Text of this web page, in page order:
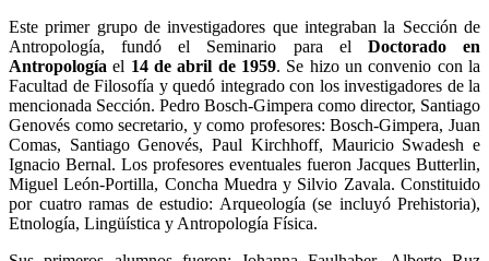
Este primer grupo de investigadores que integraban la Sección de
Antropología, fundó el Seminario para el Doctorado en
Antropología el 14 de abril de 1959. Se hizo un convenio con la
Facultad de Filosofía y quedó integrado con los investigadores de la
mencionada Sección. Pedro Bosch-Gimpera como director, Santiago
Genovés como secretario, y como profesores: Bosch-Gimpera, Juan
Comas, Santiago Genovés, Paul Kirchhoff, Mauricio Swadesh e
Ignacio Bernal. Los profesores eventuales fueron Jacques Butterlin,
Miguel León-Portilla, Concha Muedra y Silvio Zavala. Constituido
por cuatro ramas de estudio: Arqueología (se incluyó Prehistoria),
Etnología, Lingüística y Antropología Física.